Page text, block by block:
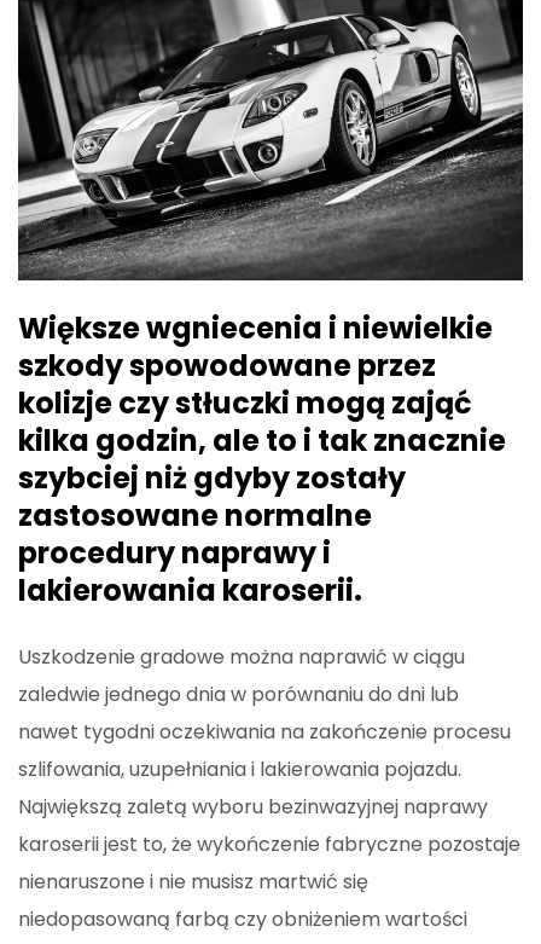
Większe wgniecenia i niewielkie
szkody spowodowane przez
kolizje czy stłuczki mogą zająć
kilka godzin, ale to i tak znacznie
szybciej niż gdyby zostały
zastosowane normalne
procedury naprawy i
lakierowania karoserii.
Uszkodzenie gradowe można naprawić w ciągu
zaledwie jednego dnia w porównaniu do dni lub
nawet tygodni oczekiwania na zakończenie procesu
szlifowania, uzupełniania i lakierowania pojazdu.
Największą zaletą wyboru bezinwazyjnej naprawy
karoserii jest to, że wykończenie fabryczne pozostaje
nienaruszone i nie musisz martwić się
niedopasowaną farbą czy obniżeniem wartości